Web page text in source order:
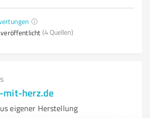
(4 Quellen)
mit-herz.de
eigener Herstellung